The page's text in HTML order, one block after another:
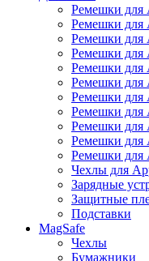
Ремешки для
Ремешки для
Ремешки для
Ремешки для
Ремешки для
Ремешки для
Ремешки для
Ремешки для
Ремешки для
Ремешки для
Ремешки для
Чехлы для
Зарядные
Защитные
Подставки
MagSafe
Чехлы
Бумажники